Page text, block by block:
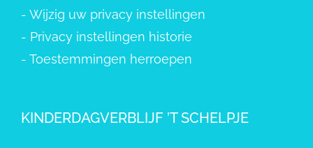
- Wijzig uw privacy instellingen
- Privacy instellingen historie
- Toestemmingen herroepen
KINDERDAGVERBLIJF ’T SCHELPJE